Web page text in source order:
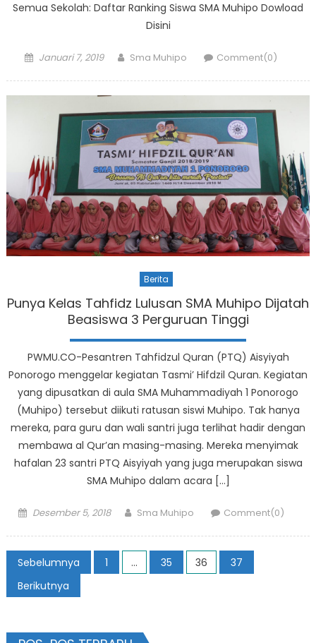
Semua Sekolah: Daftar Ranking Siswa SMA Muhipo Dowload
Disini
Posted
Januari 7, 2019 Author
Sma Muhipo Comment(0)
Berita
Punya Kelas Tahfidz Lulusan SMA Muhipo Dijatah
Beasiswa 3 Perguruan Tinggi
PWMU.CO-Pesantren Tahfidzul Quran (PTQ) Aisyiyah
Ponorogo menggelar kegiatan Tasmi’ Hifdzil Quran. Kegiatan
yang dipusatkan di aula SMA Muhammadiyah 1 Ponorogo
(Muhipo) tersebut diikuti ratusan siswi Muhipo. Tak hanya
mereka, para guru dan wali santri juga terlihat hadir dengan
membawa al Qur’an masing-masing. Mereka menyimak
hafalan 23 santri PTQ Aisyiyah yang juga merupakan siswa
SMA Muhipo dalam acara […]
Posted
Desember 5, 2018 Author
Sma Muhipo Comment(0)
Paginasi
pos
Sebelumnya 1 … 35 36
37
Berikutnya